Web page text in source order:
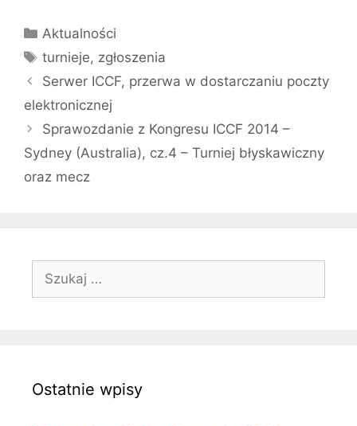
Kategorie
Aktualności
Tagi
turnieje, zgłoszenia
Serwer ICCF, przerwa w dostarczaniu poczty
elektronicznej
Sprawozdanie z Kongresu ICCF 2014 –
Sydney (Australia), cz.4 – Turniej błyskawiczny
oraz mecz
Szukaj:
Ostatnie wpisy